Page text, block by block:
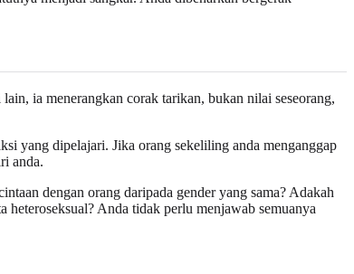
ia menerangkan corak tarikan, bukan nilai seseorang,
yang dipelajari. Jika orang sekeliling anda menganggap
anda.
dengan orang daripada gender yang sama? Adakah
heteroseksual? Anda tidak perlu menjawab semuanya